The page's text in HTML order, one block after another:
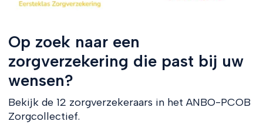
Op zoek naar een
zorgverzekering die past bij uw
wensen?
Bekijk de 12 zorgverzekeraars in het ANBO-PCOB
Zorgcollectief.